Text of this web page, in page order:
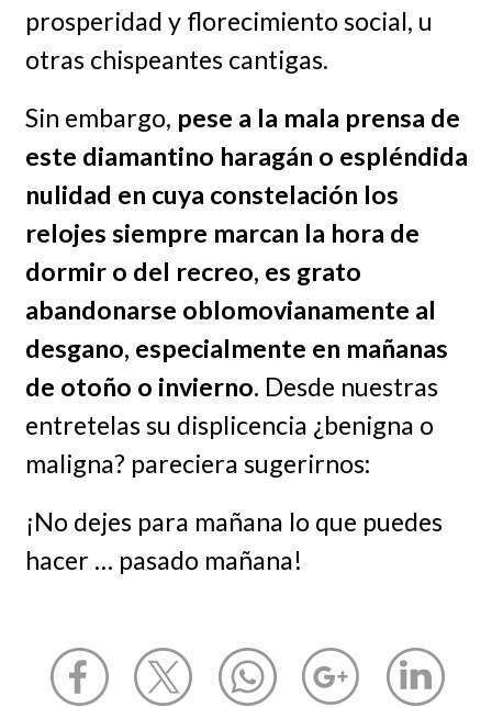
prosperidad y florecimiento social, u
otras chispeantes cantigas.
Sin embargo, pese a la mala prensa de
este diamantino haragán o espléndida
nulidad en cuya constelación los
relojes siempre marcan la hora de
dormir o del recreo, es grato
abandonarse oblomovianamente al
desgano, especialmente en mañanas
de otoño o invierno. Desde nuestras
entretelas su displicencia ¿benigna o
maligna? pareciera sugerirnos:
¡No dejes para mañana lo que puedes
hacer … pasado mañana!